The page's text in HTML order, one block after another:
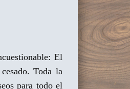
El
Toda la
para todo el